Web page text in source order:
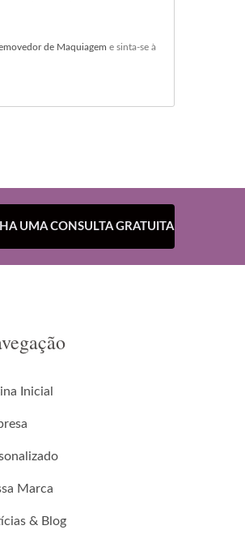
de Maquiagem e sinta-se à
UMA CONSULTA GRATUITA
Inicial
Marca
& Blog